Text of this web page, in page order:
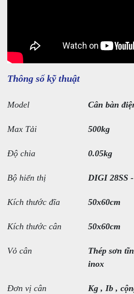
Thông số kỹ thuật
Model Cân bàn
Max Tải 500kg
Độ chia 0.05kg
Bộ hiển thị DIGI 28SS
Kích thước đĩa 50x60cm
Kích thước cân 50x60cm
Vỏ cân
Thép sơn
inox
Đơn vị cân Kg , Ib ,